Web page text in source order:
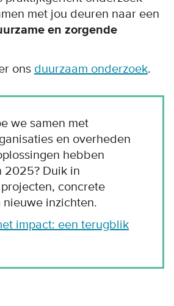
met jou deuren naar een
en zorgende
ons duurzaam onderzoek.
we samen met
en overheden
hebben
2025? Duik in
concrete
inzichten.
impact: een terugblik